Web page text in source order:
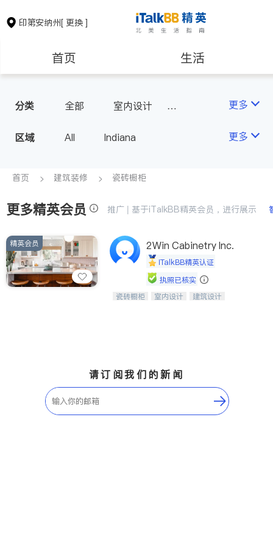
印第安纳州[ 更换 ]
首页 生活
房地产租售
建筑装修
养老 非盈利组织
分类 全部
室内设计
更多
区域 All Indiana 更多
首页 建筑装修 瓷砖橱柜
更多精英会员 推广 | 基于iTalkBB精英会员，进行展示
精英会员 2Win Cabinetry Inc.
iTalkBB精英认证
执照已核实
中华橱柜石材公司以实惠的价格提供实
瓷砖橱柜 室内设计
建筑设计
请订阅我们的新闻